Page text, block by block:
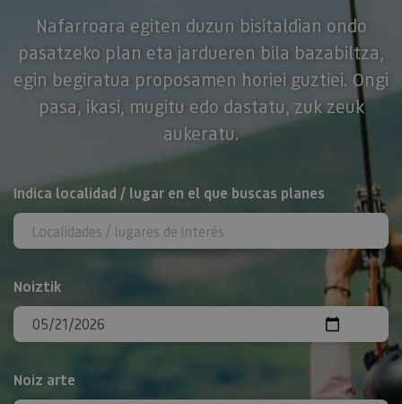
Nafarroara egiten duzun bisitaldian ondo
pasatzeko plan eta jardueren bila bazabiltza,
egin begiratua proposamen horiei guztiei. Ongi
pasa, ikasi, mugitu edo dastatu, zuk zeuk
aukeratu.
BILATU
Indica localidad / lugar en el que buscas planes
Noiztik
Noiz arte